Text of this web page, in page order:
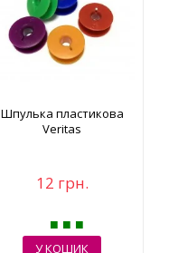
Шпулька пластикова
Veritas
12 грн.
У КОШИК